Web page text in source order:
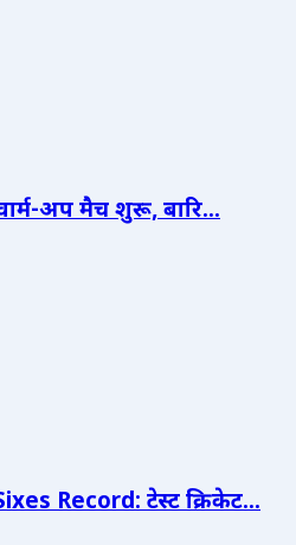
अप मैच शुरू, बारि...
Record: टेस्ट क्रिकेट...